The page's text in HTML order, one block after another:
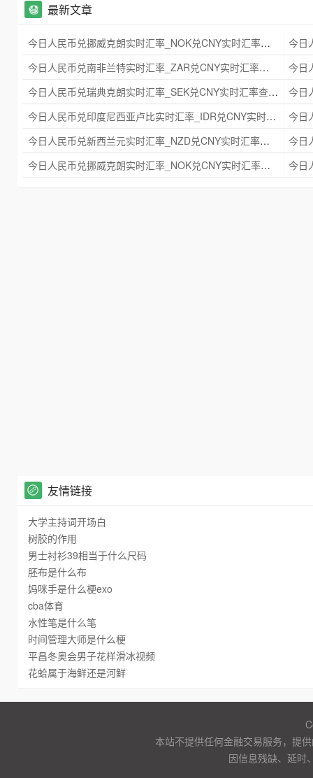
最新文章
今日人民币兑挪威克朗实时汇率_NOK兑CNY实时汇率查询 2025年09月21日
今日人民币兑南非兰特实时汇率_ZAR兑CNY实时汇率查询 2025年09月21日
今日人民币兑瑞典克朗实时汇率_SEK兑CNY实时汇率查询 2025年09月21日
今日人民币兑印度尼西亚卢比实时汇率_IDR兑CNY实时汇率查询 2025年09月21日
今日人民币兑新西兰元实时汇率_NZD兑CNY实时汇率查询 2025年09月21日
今日人民币兑挪威克朗实时汇率_NOK兑CNY实时汇率查询 2025年09月21日
友情链接
大学主持词开场白
树胶的作用
男士衬衫39相当于什么尺码
胚布是什么布
妈咪手是什么梗exo
cba体育
水性笔是什么笔
时间管理大师是什么梗
平昌冬奥会男子花样滑冰视频
花蛤属于海鲜还是河鲜
本站不提供任何金融交易服务，提
因信息残缺、延时